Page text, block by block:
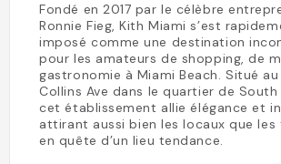
Fondé en 2017 par le célèbre
Ronnie Fieg, Kith Miami s’est
imposé comme une destination
pour les amateurs de shopping, de
gastronomie à Miami Beach. Situé au
Collins Ave dans le quartier de South
cet établissement allie élégance et
attirant aussi bien les locaux que les
en quête d’un lieu tendance.